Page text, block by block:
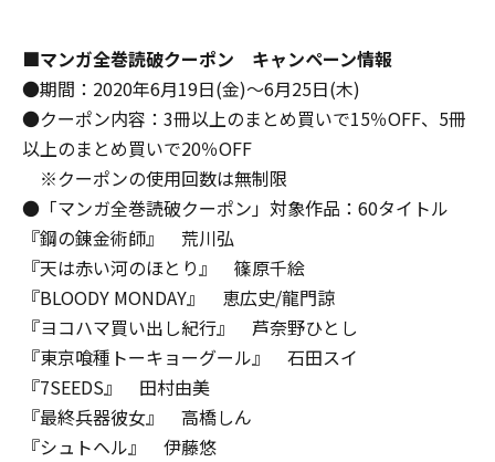
■マンガ全巻読破クーポン キャンペーン情報
●期間：2020年6月19日(金)～6月25日(木)
●クーポン内容：3冊以上のまとめ買いで15％OFF、5冊
以上のまとめ買いで20％OFF
※クーポンの使用回数は無制限
●「マンガ全巻読破クーポン」対象作品：60タイトル
『鋼の錬金術師』 荒川弘
『天は赤い河のほとり』 篠原千絵
『BLOODY MONDAY』 恵広史/龍門諒
『ヨコハマ買い出し紀行』 芦奈野ひとし
『東京喰種トーキョーグール』 石田スイ
『7SEEDS』 田村由美
『最終兵器彼女』 高橋しん
『シュトヘル』 伊藤悠